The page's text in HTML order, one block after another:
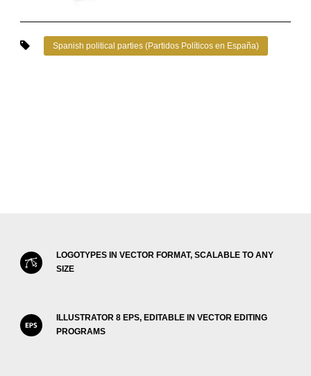
Spanish political parties (Partidos Políticos en España)
LOGOTYPES IN VECTOR FORMAT, SCALABLE TO ANY
SIZE
ILLUSTRATOR 8 EPS, EDITABLE IN VECTOR EDITING
PROGRAMS